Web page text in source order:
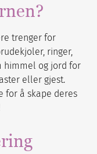
trenger for
ringer,
himmel og jord for
eller gjest.
for å skape deres